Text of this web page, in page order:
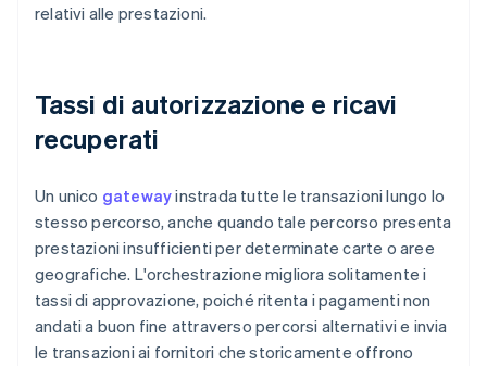
relativi alle prestazioni.
Tassi di autorizzazione e ricavi
recuperati
Un unico gatewayinstrada tutte le transazioni lungo lo
stesso percorso, anche quando tale percorso presenta
prestazioni insufficienti per determinate carte o aree
geografiche. L'orchestrazione migliora solitamente i
tassi di approvazione, poiché ritenta i pagamenti non
andati a buon fine attraverso percorsi alternativi e invia
le transazioni ai fornitori che storicamente offrono